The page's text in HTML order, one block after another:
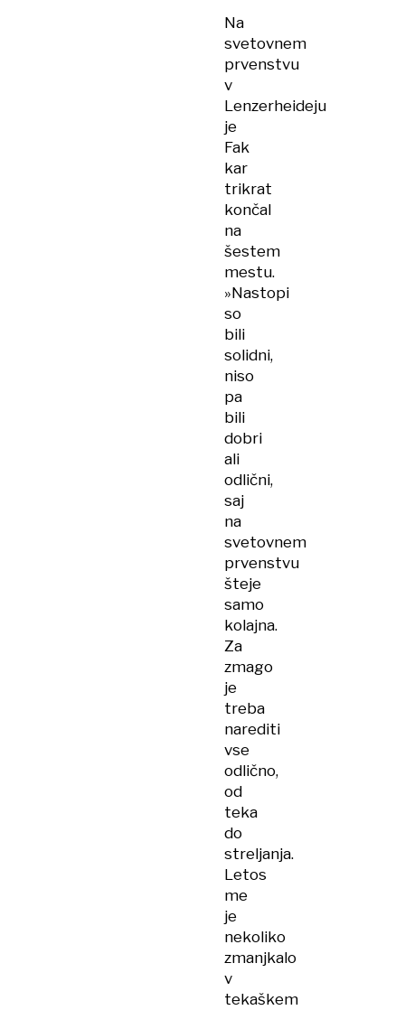
Na
svetovnem
prvenstvu
v
Lenzerheideju
je
Fak
kar
trikrat
končal
na
šestem
mestu.
»Nastopi
so
bili
solidni,
niso
pa
bili
dobri
ali
odlični,
saj
na
svetovnem
prvenstvu
šteje
samo
kolajna.
Za
zmago
je
treba
narediti
vse
odlično,
od
teka
do
streljanja.
Letos
me
je
nekoliko
zmanjkalo
v
tekaškem